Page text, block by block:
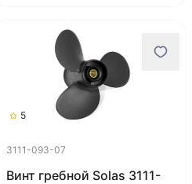
5
3111-093-07
Винт гребной Solas 3111-